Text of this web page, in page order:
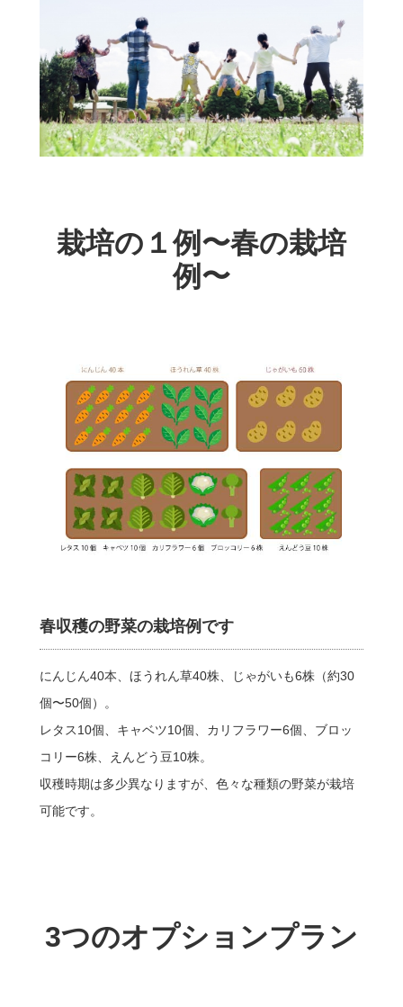
栽培の１例〜春の栽培
例〜
春収穫の野菜の栽培例です
にんじん40本、ほうれん草40株、じゃがいも6株（約30
個〜50個）。
レタス10個、キャベツ10個、カリフラワー6個、ブロッ
コリー6株、えんどう豆10株。
収穫時期は多少異なりますが、色々な種類の野菜が栽培
可能です。
3つのオプションプラン